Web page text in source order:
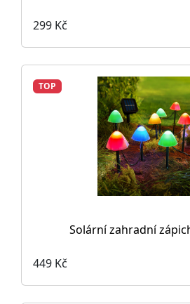
299 Kč
TOP
Solární zahradní
449 Kč